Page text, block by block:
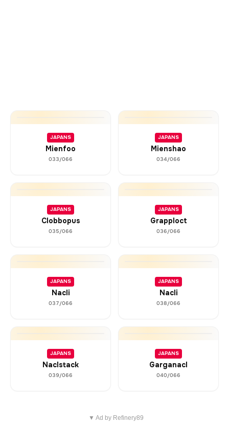
JAPANS
Mienfoo
033/066
JAPANS
Mienshao
034/066
JAPANS
Clobbopus
035/066
JAPANS
Grapploct
036/066
JAPANS
Nacli
037/066
JAPANS
Nacli
038/066
JAPANS
Naclstack
039/066
JAPANS
Garganacl
040/066
▼ Ad by Refinery89